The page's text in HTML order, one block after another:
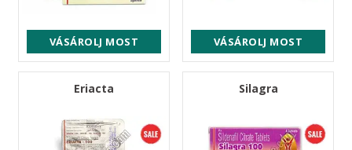
VÁSÁROLJ MOST VÁSÁROLJ MOST
Eriacta Silagra